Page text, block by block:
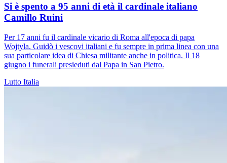
Si è spento a 95 anni di età il cardinale italiano
Camillo Ruini
Per 17 anni fu il cardinale vicario di Roma all'epoca di papa
Wojtyla. Guidò i vescovi italiani e fu sempre in prima linea con una
sua particolare idea di Chiesa militante anche in politica. Il 18
giugno i funerali presieduti dal Papa in San Pietro.
Lutto Italia